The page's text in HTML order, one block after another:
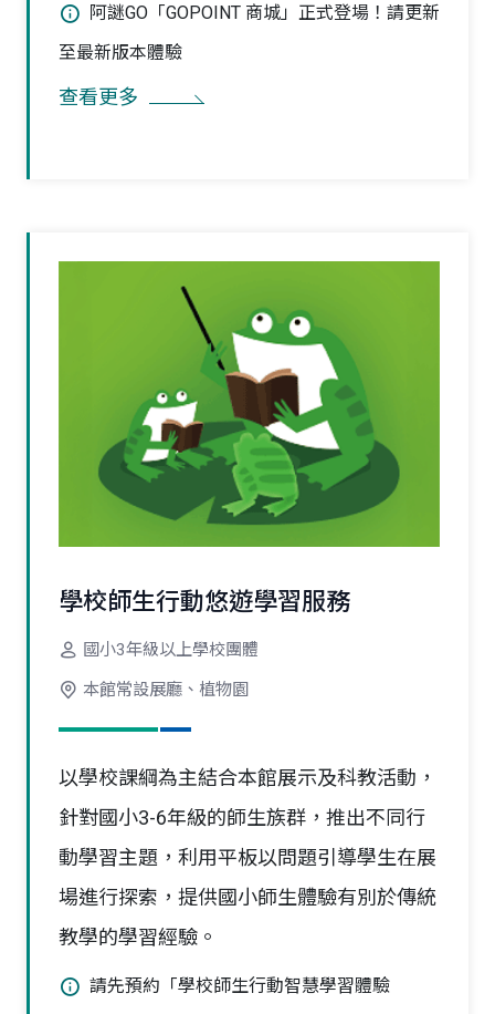
阿謎GO「GOPOINT 商城」正式登場！請更新
至最新版本體驗
查看更多
學校師生行動悠遊學習服務
國小3年級以上學校團體
本館常設展廳、植物園
以學校課綱為主結合本館展示及科教活動，
針對國小3-6年級的師生族群，推出不同行
動學習主題，利用平板以問題引導學生在展
場進行探索，提供國小師生體驗有別於傳統
教學的學習經驗。
請先預約「學校師生行動智慧學習體驗